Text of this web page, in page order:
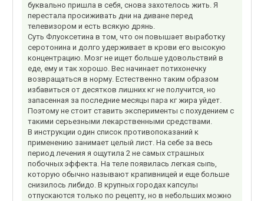
буквально пришла в себя, снова захотелось жить. Я
перестала просиживать дни на диване перед
телевизором и есть всякую дрянь.
Суть Флуоксетина в том, что он повышает выработку
серотонина и долго удерживает в крови его высокую
концентрацию. Мозг не ищет больше удовольствий в
еде, ему и так хорошо. Вес начинает потихонечку
возвращаться в норму. Естественно таким образом
избавиться от десятков лишних кг не получится, но
запасенная за последние месяцы пара кг жира уйдет.
Поэтому не стоит ставить эксперименты с похудением с
такими серьезными лекарственными средствами.
В инструкции один список противопоказаний к
применению занимает целый лист. На себе за весь
период лечения я ощутила 2 не самых страшных
побочных эффекта. На теле появилась легкая сыпь,
которую обычно называют крапивницей и еще больше
снизилось либидо. В крупных городах капсулы
отпускаются только по рецепту, но в небольших можно